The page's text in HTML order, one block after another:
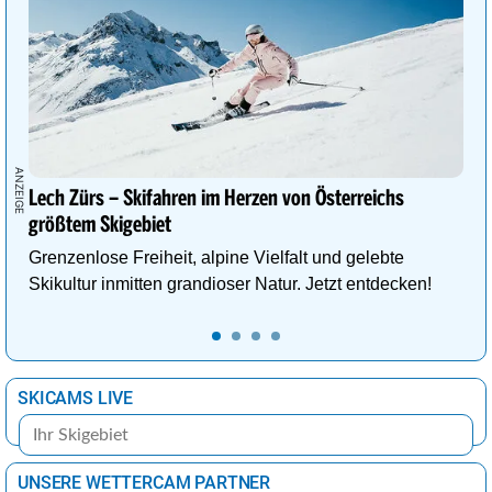
Istanbul 32° sonnig
Johannesburg 19° sonnig
Kairo 36° sonnig
London 26° heiter
Los Angeles
Madrid 37° sonnig
Moskau 28° sonnig 9%
Nairobi
New York
Ottawa 28° heiter
Lech Zürs – Skifahren im Herzen von Österreichs
größtem Skigebiet
Grenzenlose Freiheit, alpine Vielfalt und gelebte
Skikultur inmitten grandioser Natur. Jetzt entdecken!
SKICAMS LIVE
UNSERE WETTERCAM PARTNER